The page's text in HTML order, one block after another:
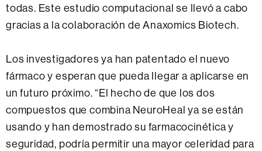
todas. Este estudio computacional se llevó a cabo
gracias a la colaboración de Anaxomics Biotech.
Los investigadores ya han patentado el nuevo
fármaco y esperan que pueda llegar a aplicarse en
un futuro próximo. “El hecho de que los dos
compuestos que combina NeuroHeal ya se están
usando y han demostrado su farmacocinética y
seguridad, podría permitir una mayor celeridad para